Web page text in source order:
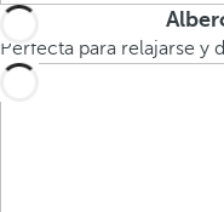
Perfecta para relajarse y